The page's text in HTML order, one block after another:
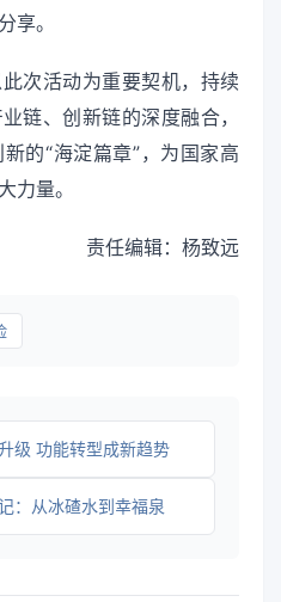
享。
次活动为重要契机，持续
链、创新链的深度融合，
的“海淀篇章”，为国家高
力量。
责任编辑：杨致远
级 功能转型成新趋势
：从冰碴水到幸福泉